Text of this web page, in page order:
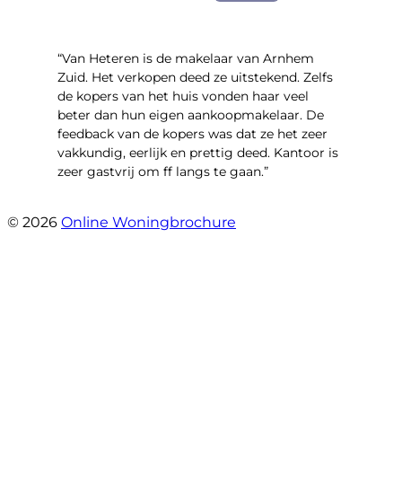
“Van Heteren is de makelaar van Arnhem
Zuid. Het verkopen deed ze uitstekend. Zelfs
de kopers van het huis vonden haar veel
beter dan hun eigen aankoopmakelaar. De
feedback van de kopers was dat ze het zeer
vakkundig, eerlijk en prettig deed. Kantoor is
zeer gastvrij om ff langs te gaan.”
© 2026 Online Woningbrochure